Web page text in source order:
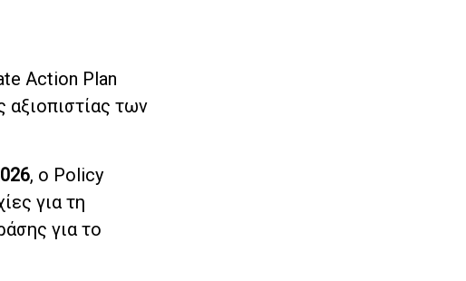
Action Plan
αξιοπιστίας των
, ο Policy
για τη
για το